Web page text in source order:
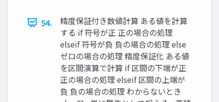
54.
精度保証付き数値計算 ある値を計算
する if 符号が正 正の場合の処理
elseif 符号が負 負の場合の処理 else
ゼロの場合の処理 精度保証化 ある値
を区間演算で計算 if 区間の下端が正
正の場合の処理 elseif 区間の上端が
負 負の場合の処理 わからないとき